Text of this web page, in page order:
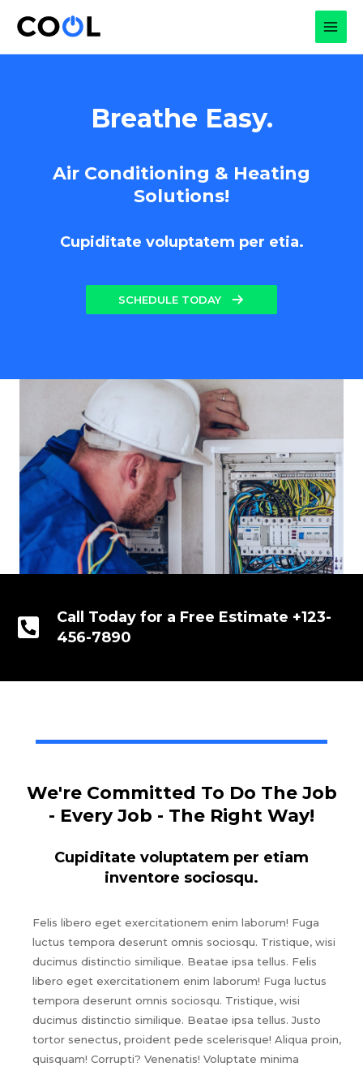
Breathe Easy.
Air Conditioning & Heating
Solutions!
Cupiditate voluptatem per etia.
SCHEDULE TODAY
Call Today for a Free Estimate +123-
456-7890
We're Committed To Do The Job
- Every Job - The Right Way!
Cupiditate voluptatem per etiam
inventore sociosqu.
Felis libero eget exercitationem enim laborum! Fuga
luctus tempora deserunt omnis sociosqu. Tristique, wisi
ducimus distinctio similique. Beatae ipsa tellus. Felis
libero eget exercitationem enim laborum! Fuga luctus
tempora deserunt omnis sociosqu. Tristique, wisi
ducimus distinctio similique. Beatae ipsa tellus. Justo
tortor senectus, proident pede scelerisque! Aliqua proin,
quisquam! Corrupti? Venenatis! Voluptate minima